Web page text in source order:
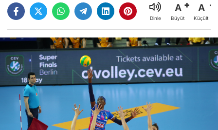
Dinle
A
Büyüt
A
Küçült